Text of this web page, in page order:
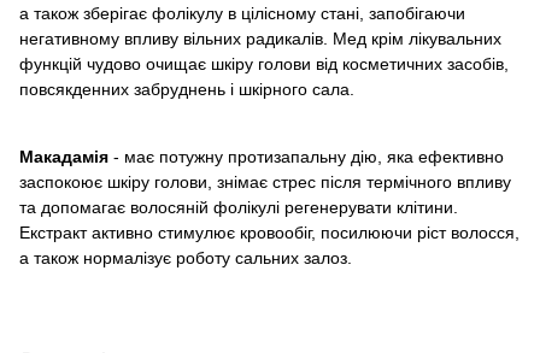
а також зберігає фолікулу в цілісному стані, запобігаючи
негативному впливу вільних радикалів. Мед крім лікувальних
функцій чудово очищає шкіру голови від косметичних засобів,
повсякденних забруднень і шкірного сала.
Макадамія - має потужну протизапальну дію, яка ефективно
заспокоює шкіру голови, знімає стрес після термічного впливу
та допомагає волосяній фолікулі регенерувати клітини.
Екстракт активно стимулює кровообіг, посилюючи ріст волосся,
а також нормалізує роботу сальних залоз.